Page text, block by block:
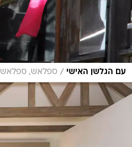
עם הגלשן האישי / ספלאש, ספלאש